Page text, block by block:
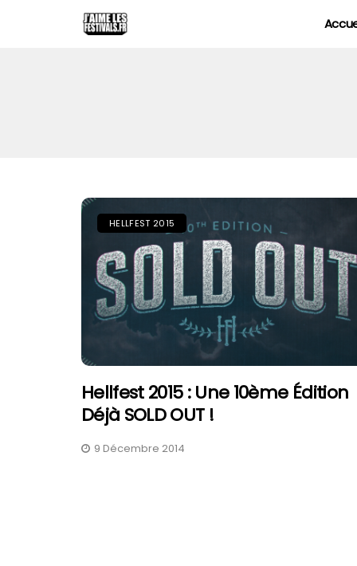
HELLFEST 2015
Hellfest 2015 : Une 10ème Édition
Déjà SOLD OUT !
9 Décembre 2014